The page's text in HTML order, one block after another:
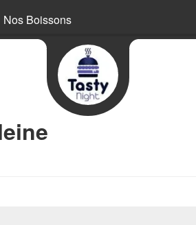
Nos Boissons